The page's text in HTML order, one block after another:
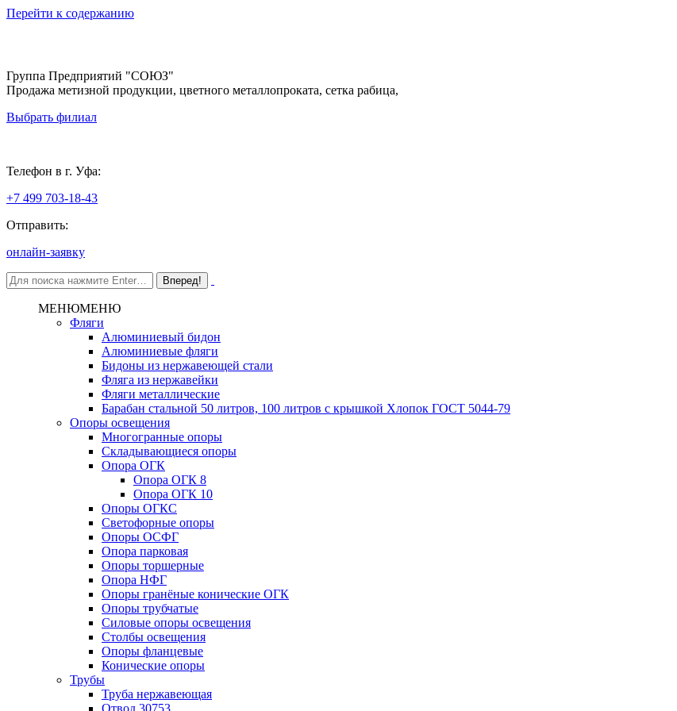
Перейти к содержанию
Группа Предприятий "СОЮЗ"
Продажа метизной продукции, цветного металлопроката, сетка рабица,
Выбрать филиал
Телефон в г. Уфа:
+7 499 703-18-43
Отправить:
онлайн-заявку
МЕНЮМЕНЮ
Фляги
Алюминиевый бидон
Алюминиевые фляги
Бидоны из нержавеющей стали
Фляга из нержавейки
Фляги металлические
Барабан стальной 50 литров, 100 литров с крышкой Хлопок ГОСТ 5044-79
Опоры освещения
Многогранные опоры
Складывающиеся опоры
Опора ОГК
Опора ОГК 8
Опора ОГК 10
Опоры ОГКС
Светофорные опоры
Опоры ОСФГ
Опора парковая
Опоры торшерные
Опора НФГ
Опоры гранёные конические ОГК
Опоры трубчатые
Силовые опоры освещения
Столбы освещения
Опоры фланцевые
Конические опоры
Трубы
Труба нержавеющая
Отвод 30753